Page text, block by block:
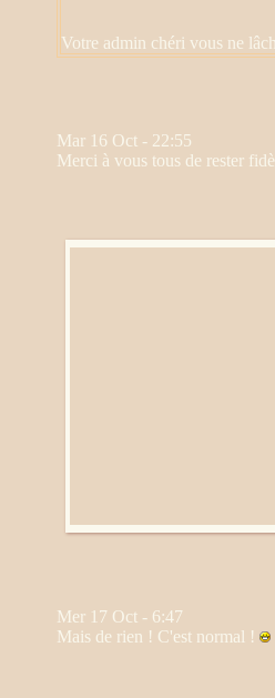
Votre admin chéri vous ne
Mar 16 Oct - 22:55
Merci à vous tous de rester
Mer 17 Oct - 6:47
Mais de rien ! C'est normal !